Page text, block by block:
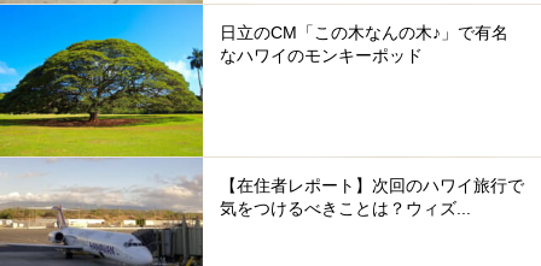
日立のCM「この木なんの木♪」で有名
なハワイのモンキーポッド
【在住者レポート】次回のハワイ旅行で
気をつけるべきことは？ウィズ...